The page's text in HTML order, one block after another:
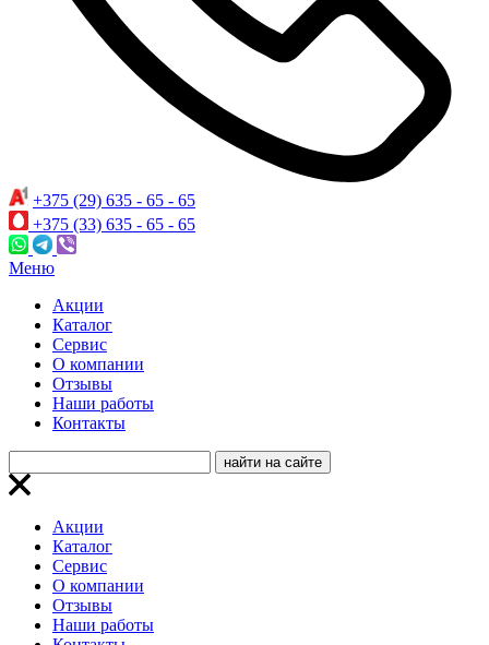
+375 (29) 635 - 65 - 65
+375 (33) 635 - 65 - 65
Меню
Акции
Каталог
Сервис
О компании
Отзывы
Наши работы
Контакты
Акции
Каталог
Сервис
О компании
Отзывы
Наши работы